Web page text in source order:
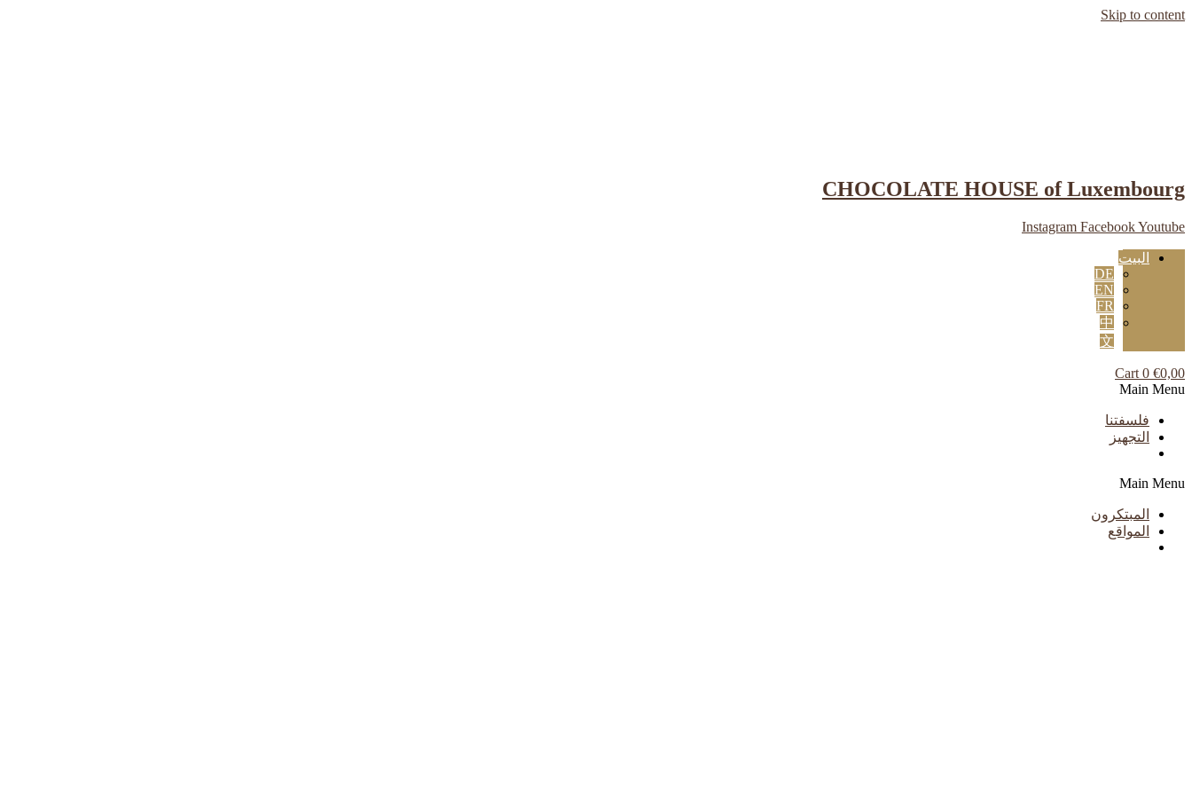
Skip to content
CHOCOLATE HOUSE of Luxembourg
Instagram FacebookYoutube
البيت
DE
EN
FR
中
文
€0,00
0
Cart
Main Menu
فلسفتنا
التجهيز
Main Menu
المبتكرون
المواقع